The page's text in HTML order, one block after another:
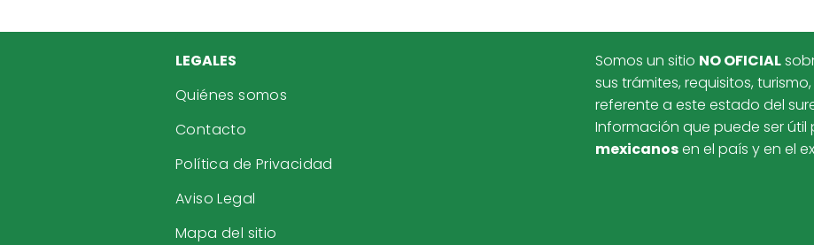
LEGALES
Quiénes somos
Contacto
Política de Privacidad
Aviso Legal
Mapa del sitio
Somos un sitio NO OFICIAL
sus trámites, requisitos,
referente a este estado del
Información que puede ser útil
mexicanosen el país y en el